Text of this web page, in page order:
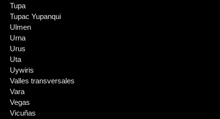
Tupa
Tupac Yupanqui
Ulmen
Urna
Urus
Uta
Uywiris
Valles transversales
Vara
Vegas
Vicuñas